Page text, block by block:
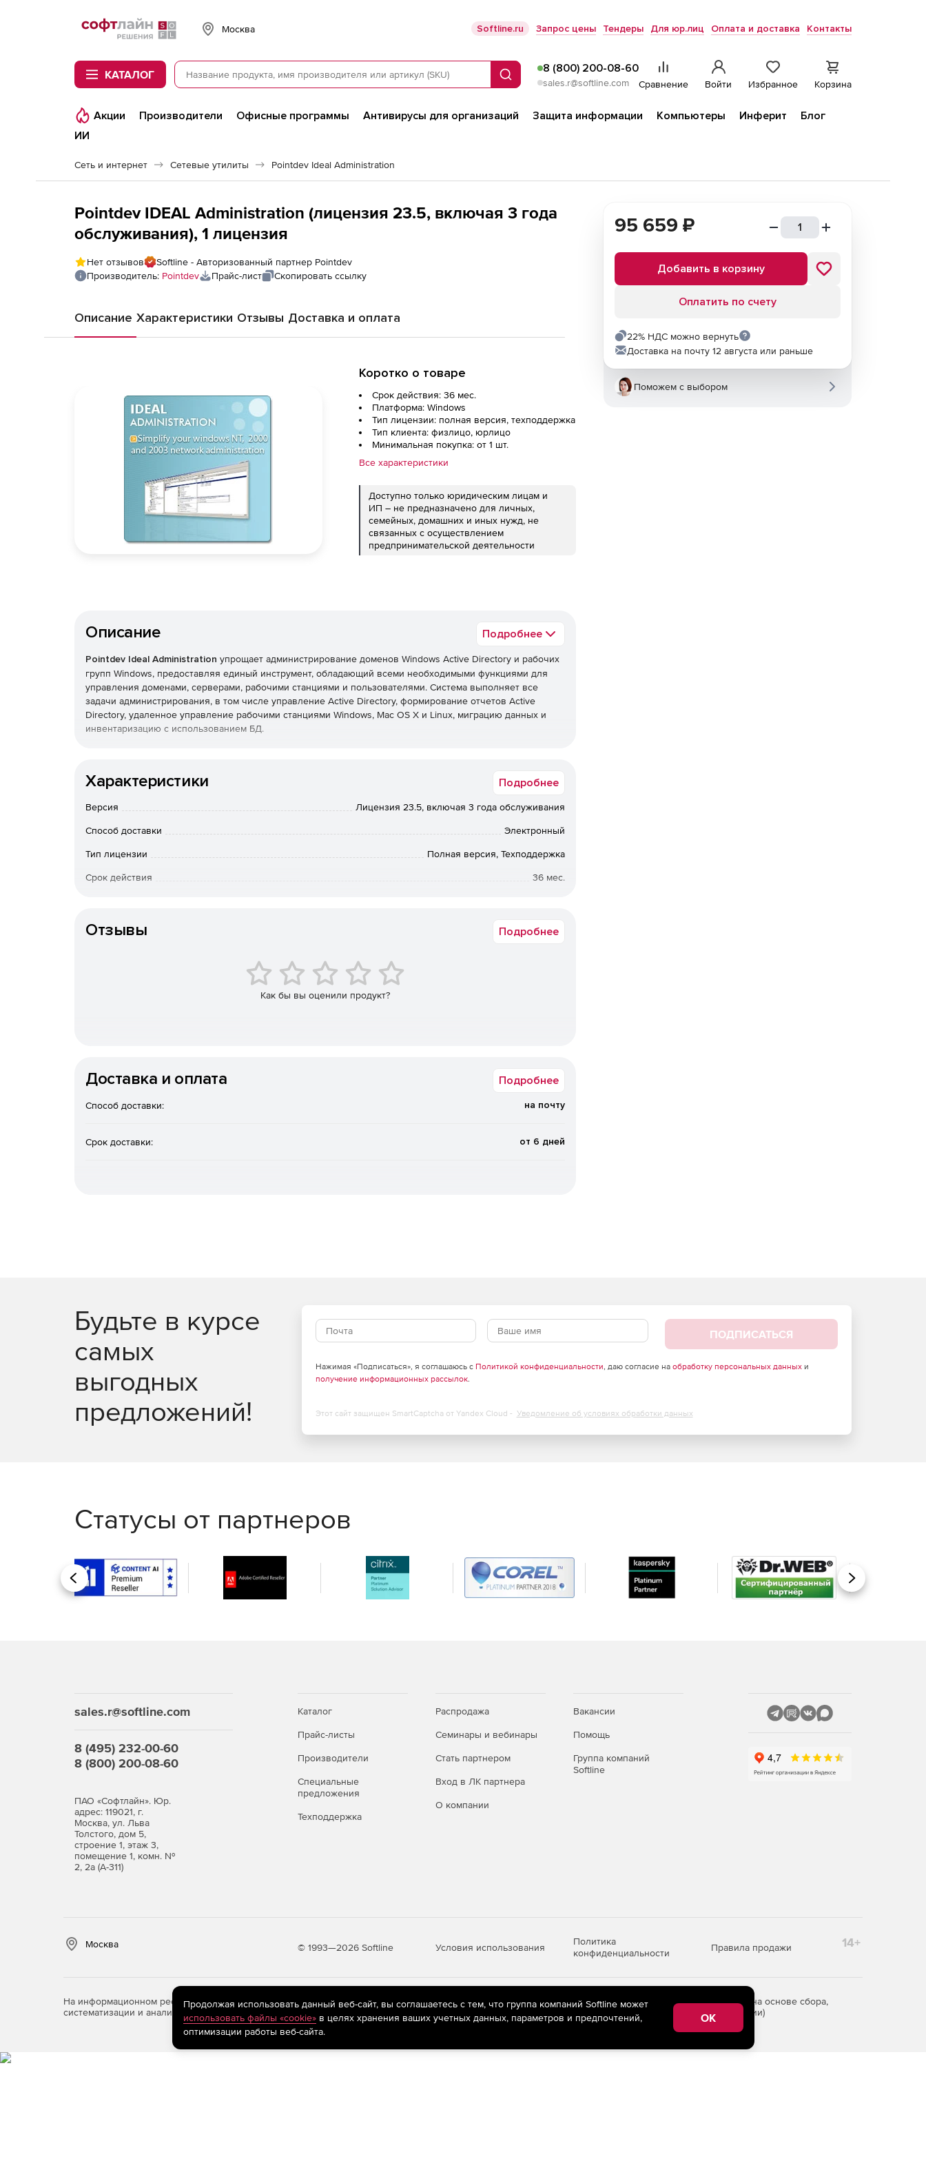
Softline
Москва Softline.ru Запрос цены Тендеры Для юр.лиц Оплата и доставка Контакты
КАТАЛОГ Поиск
8 (800) 200-08-60
sales.r@softline.com Сравнение Войти Избранное Корзина
Акции Производители Офисные программы Антивирусы для организаций Защита информации Компьютеры Инферит
Блог
ИИ
Сеть и интернет Сетевые утилиты Pointdev Ideal Administration
Pointdev IDEAL Administration (лицензия 23.5, включая 3 года
обслуживания), 1 лицензия
Нет отзывов
Softline - Авторизованный партнер Pointdev
Производитель: Pointdev Прайс-лист Скопировать ссылку
Описание Характеристики Отзывы Доставка и оплата
Коротко о товаре
Срок действия: 36 мес.
Платформа: Windows
Тип лицензии: полная версия, техподдержка
Тип клиента: физлицо, юрлицо
Минимальная покупка: от 1 шт.
Все характеристики
Доступно только юридическим лицам и
ИП – не предназначено для личных,
семейных, домашних и иных нужд, не
связанных с осуществлением
предпринимательской деятельности
Описание Подробнее
Pointdev Ideal Administration упрощает администрирование доменов Windows Active Directory и рабочих
групп Windows, предоставляя единый инструмент, обладающий всеми необходимыми функциями для
управления доменами, серверами, рабочими станциями и пользователями. Система выполняет все
задачи администрирования, в том числе управление Active Directory, формирование отчетов Active
Directory, удаленное управление рабочими станциями Windows, Mac OS X и Linux, миграцию данных и
инвентаризацию с использованием БД.
Полнофункциональное централизованное администрирование нескольких доменов Active Directory и
Удаленное управление системами под управлением Windows, Mac OS X и Linux.
Удаленное управление через Интернет компьютерами с Windows за пределами корпоративной сети.
Автоматическая установка и настройка удаленных агентов управления.
Полный набор HTML-отчетов для доменов Active Directory.
Мгновенная очистка Active Directory (от устаревших объектов).
Управление объектами групповой политики (GPO).
Удобный интерфейс для управления несколькими доменами и рабочими группами.
Задачи администрирования можно выполнять одновременно на множестве компьютеров.
Мастер настройки для быстрого начала работы.
Одна лицензия ИТ-администратора для неограниченного числа управляемых доменов, серверов и
Характеристики Подробнее
Версия Лицензия 23.5, включая 3 года обслуживания
Способ доставки Электронный
Тип лицензии Полная версия, Техподдержка
Срок действия 36 мес.
Отзывы Подробнее
Как бы вы оценили продукт?
Доставка и оплата Подробнее
Способ доставки: на почту
Срок доставки: от 6 дней
95 659 ₽
Добавить в корзину
Оплатить по счету
22% НДС можно вернуть
Доставка на почту 12 августа или раньше
Поможем с выбором
Будьте в курсе
самых
выгодных
предложений!
ПОДПИСАТЬСЯ
Нажимая «Подписаться», я соглашаюсь с Политикой конфиденциальности, даю согласие на обработку персональных данныхи
получение информационных рассылок.
Этот сайт защищен SmartCaptcha от Yandex Cloud - Уведомление об условиях обработки данных
Статусы от партнеров
Назад Вперед
sales.r@softline.com
8 (495) 232-00-60
8 (800) 200-08-60
ПАО «Софтлайн». Юр.
адрес: 119021, г.
Москва, ул. Льва
Толстого, дом 5,
строение 1, этаж 3,
помещение 1, комн. №
2, 2а (А-311)
Каталог
Прайс-листы
Производители
Специальные
предложения
Техподдержка
Распродажа
Семинары и вебинары
Стать партнером
Вход в ЛК партнера
О компании
Вакансии
Помощь
Группа компаний
Softline
Москва © 1993—2026 Softline Условия использования
Политика
конфиденциальности
Правила продажи 14+
На информационном ресурсе store.softline.ru применяютсярекомендательные технологии(информационные технологии предоставления информации на основе сбора,
систематизации и анализа сведений, относящихся к предпочтениям пользователей сети «Интернет», находящихся на территории Российской Федерации)
Продолжая использовать данный веб-сайт, вы соглашаетесь с тем, что группа компаний Softline может
использовать файлы «cookie»в целях хранения ваших учетных данных, параметров и предпочтений,
оптимизации работы веб-сайта.
OK